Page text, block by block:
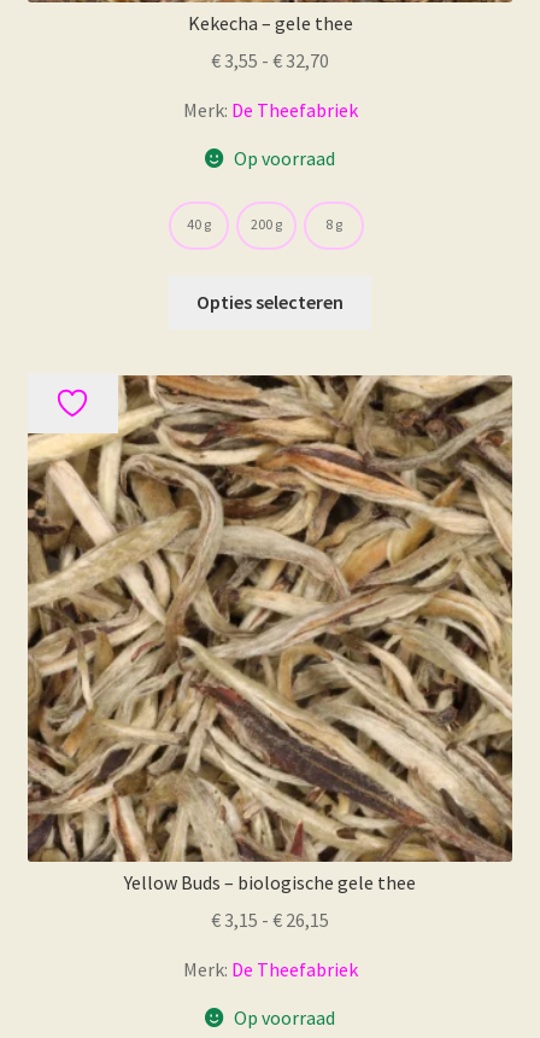
Kekecha – gele thee
€ 3,55 - € 32,70
tot
€ 32,70
Merk: De Theefabriek
Op voorraad
40 g 200 g 8 g
Opties selecteren
meerdere
variaties.
Deze
optie
kan
gekozen
worden
op
de
productpagina
Yellow Buds – biologische gele thee
€ 3,15 - € 26,15
tot
€ 26,15
Merk: De Theefabriek
Op voorraad